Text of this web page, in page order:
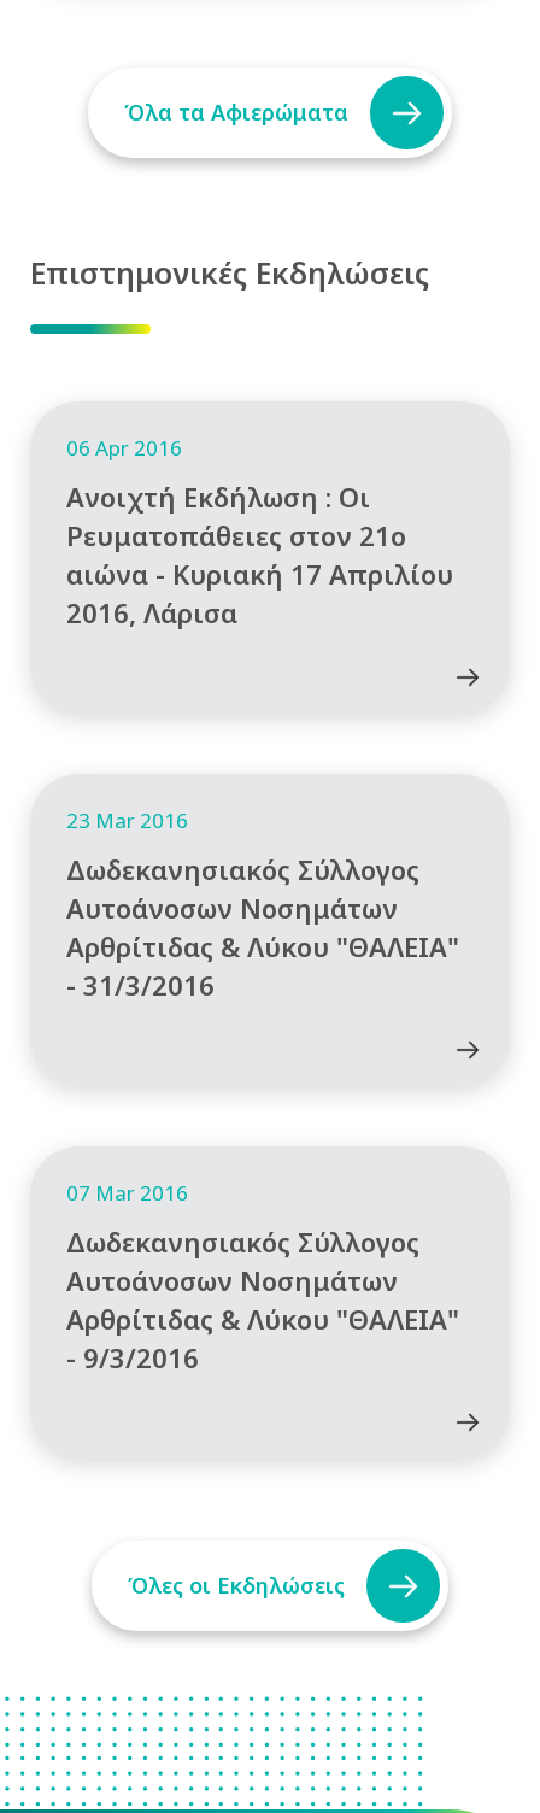
Όλα τα Αφιερώματα
Επιστημονικές Εκδηλώσεις
06 Apr 2016
Ανοιχτή Εκδήλωση : Οι
Ρευματοπάθειες στον 21ο
αιώνα - Κυριακή 17 Απριλίου
2016, Λάρισα
23 Mar 2016
Δωδεκανησιακός Σύλλογος
Αυτοάνοσων Νοσημάτων
Αρθρίτιδας & Λύκου "ΘΑΛΕΙΑ"
- 31/3/2016
07 Mar 2016
Δωδεκανησιακός Σύλλογος
Αυτοάνοσων Νοσημάτων
Αρθρίτιδας & Λύκου "ΘΑΛΕΙΑ"
- 9/3/2016
Όλες οι Εκδηλώσεις